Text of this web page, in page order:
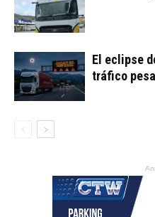
El eclipse
tráfico